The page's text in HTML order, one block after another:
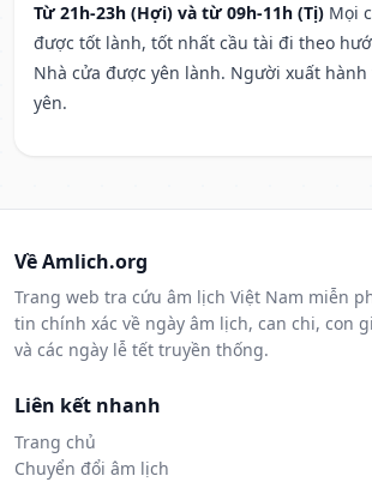
Từ 21h-23h (Hợi) và từ 09h-11h (Tị) Mọi
được tốt lành, tốt nhất cầu tài đi theo
Nhà cửa được yên lành. Người xuất
yên.
Về Amlich.org
Trang web tra cứu âm lịch Việt Nam miễn
tin chính xác về ngày âm lịch, can chi, con
và các ngày lễ tết truyền thống.
Liên kết nhanh
Trang chủ
Chuyển đổi âm lịch